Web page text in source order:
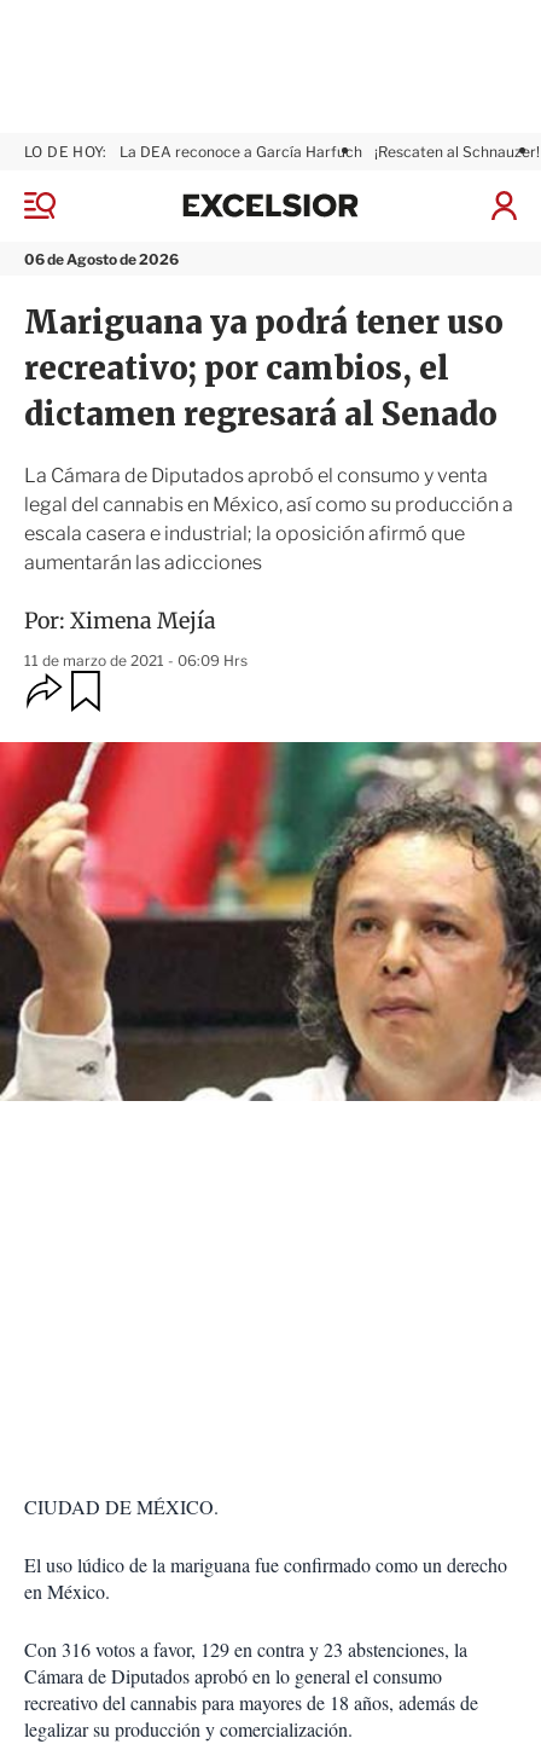
M
n
06 de Agosto de 2026
LO DE HOY: La DEA reconoce a García Harfuch ¡Rescaten al Schnauzer!
I
x
s
i
o
r
Mariguana ya podrá tener uso
recreativo; por cambios, el
dictamen regresará al Senado
La Cámara de Diputados aprobó el consumo y venta
legal del cannabis en México, así como su producción a
escala casera e industrial; la oposición afirmó que
aumentarán las adicciones
Por: Ximena Mejía
11 de marzo de 2021 - 06:09 Hrs
O
p
i
o
n
e
s
d
e
t
r
r
a
CIUDAD DE MÉXICO.
El uso lúdico de la mariguana fue confirmado como un derecho
en México.
Con 316 votos a favor, 129 en contra y 23 abstenciones, la
Cámara de Diputados aprobó en lo general el consumo
recreativo del cannabis para mayores de 18 años, además de
legalizar su producción y comercialización.